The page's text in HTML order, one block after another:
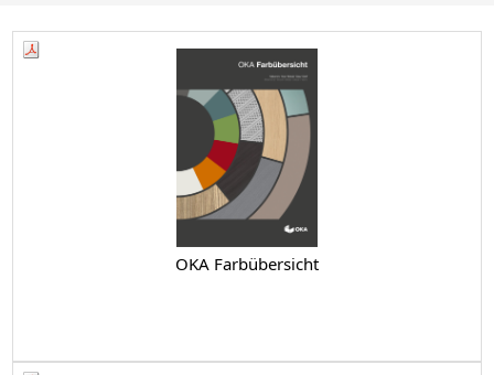
OKA Farbübersicht